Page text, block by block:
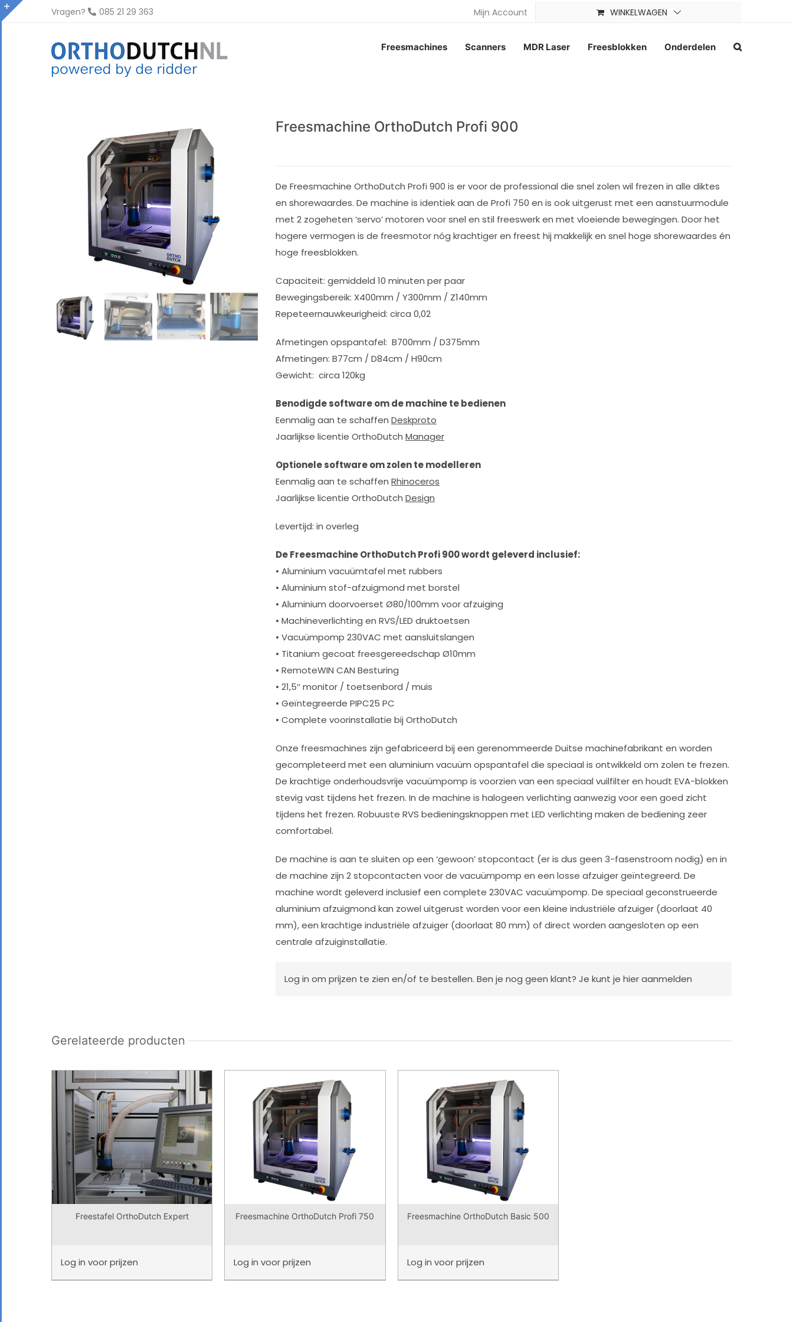
Ga
naar
Vragen? 085 21 29 363 Mijn Account WINKELWAGEN
Freesmachines Scanners MDR Laser Freesblokken Onderdelen
Freesmachine OrthoDutch Profi 900
De Freesmachine OrthoDutch Profi 900 is er voor de professional die snel zolen wil frezen in alle diktes
en shorewaardes. De machine is identiek aan de Profi 750 en is ook uitgerust met een aanstuurmodule
met 2 zogeheten ‘servo’ motoren voor snel en stil freeswerk en met vloeiende bewegingen. Door het
hogere vermogen is de freesmotor nóg krachtiger en freest hij makkelijk en snel hoge shorewaardes én
hoge freesblokken.
Capaciteit: gemiddeld 10 minuten per paar
Bewegingsbereik: X400mm / Y300mm / Z140mm
Repeteernauwkeurigheid: circa 0,02
Afmetingen opspantafel: B700mm / D375mm
Afmetingen: B77cm / D84cm / H90cm
Gewicht: circa 120kg
Benodigde software om de machine te bedienen
Eenmalig aan te schaffen Deskproto
Jaarlijkse licentie OrthoDutch Manager
Optionele software om zolen te modelleren
Eenmalig aan te schaffen Rhinoceros
Jaarlijkse licentie OrthoDutch Design
Levertijd: in overleg
De Freesmachine OrthoDutch Profi 900 wordt geleverd inclusief:
• Aluminium vacuümtafel met rubbers
• Aluminium stof-afzuigmond met borstel
• Aluminium doorvoerset Ø80/100mm voor afzuiging
• Machineverlichting en RVS/LED druktoetsen
• Vacuümpomp 230VAC met aansluitslangen
• Titanium gecoat freesgereedschap Ø10mm
• RemoteWIN CAN Besturing
• 21,5″ monitor / toetsenbord / muis
• Geïntegreerde PIPC25 PC
• Complete voorinstallatie bij OrthoDutch
Onze freesmachines zijn gefabriceerd bij een gerenommeerde Duitse machinefabrikant en worden
gecompleteerd met een aluminium vacuüm opspantafel die speciaal is ontwikkeld om zolen te frezen.
De krachtige onderhoudsvrije vacuümpomp is voorzien van een speciaal vuilfilter en houdt EVA-blokken
stevig vast tijdens het frezen. In de machine is halogeen verlichting aanwezig voor een goed zicht
tijdens het frezen. Robuuste RVS bedieningsknoppen met LED verlichting maken de bediening zeer
comfortabel.
De machine is aan te sluiten op een ‘gewoon’ stopcontact (er is dus geen 3-fasenstroom nodig) en in
de machine zijn 2 stopcontacten voor de vacuümpomp en een losse afzuiger geïntegreerd. De
machine wordt geleverd inclusief een complete 230VAC vacuümpomp. De speciaal geconstrueerde
aluminium afzuigmond kan zowel uitgerust worden voor een kleine industriële afzuiger (doorlaat 40
mm), een krachtige industriële afzuiger (doorlaat 80 mm) of direct worden aangesloten op een
centrale afzuiginstallatie.
Log in om prijzen te zien en/of te bestellen. Ben je nog geen klant? Je kunt je hier aanmelden
Gerelateerde producten
Freestafel OrthoDutch Expert
Log in voor prijzen
Freesmachine OrthoDutch Profi 750
Log invoor prijzen
Freesmachine OrthoDutch Basic 500
Log in voor prijzen